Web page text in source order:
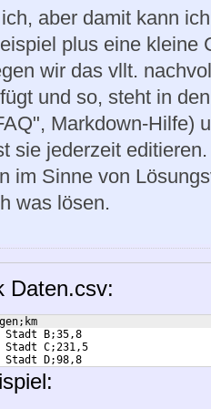
aber damit kann
plus eine kleine
wir das vllt.
und so, steht in
Markdown-Hilfe)
sie jederzeit
im Sinne von
was lösen.
Daten.csv:
B;35,8
C;231,5
D;98,8